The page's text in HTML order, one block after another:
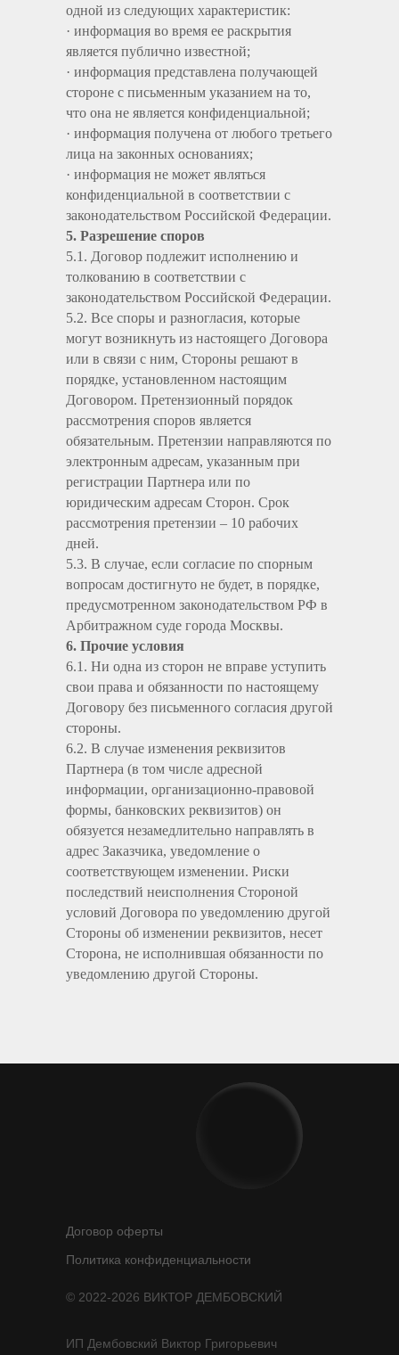
одной из следующих характеристик:
· информация во время ее раскрытия
является публично известной;
· информация представлена получающей
стороне с письменным указанием на то,
что она не является конфиденциальной;
· информация получена от любого третьего
лица на законных основаниях;
· информация не может являться
конфиденциальной в соответствии с
законодательством Российской Федерации.
5. Разрешение споров
5.1. Договор подлежит исполнению и
толкованию в соответствии с
законодательством Российской Федерации.
5.2. Все споры и разногласия, которые
могут возникнуть из настоящего Договора
или в связи с ним, Стороны решают в
порядке, установленном настоящим
Договором. Претензионный порядок
рассмотрения споров является
обязательным. Претензии направляются по
электронным адресам, указанным при
регистрации Партнера или по
юридическим адресам Сторон. Срок
рассмотрения претензии – 10 рабочих
дней.
5.3. В случае, если согласие по спорным
вопросам достигнуто не будет, в порядке,
предусмотренном законодательством РФ в
Арбитражном суде города Москвы.
6. Прочие условия
6.1. Ни одна из сторон не вправе уступить
свои права и обязанности по настоящему
Договору без письменного согласия другой
стороны.
6.2. В случае изменения реквизитов
Партнера (в том числе адресной
информации, организационно-правовой
формы, банковских реквизитов) он
обязуется незамедлительно направлять в
адрес Заказчика, уведомление о
соответствующем изменении. Риски
последствий неисполнения Стороной
условий Договора по уведомлению другой
Стороны об изменении реквизитов, несет
Сторона, не исполнившая обязанности по
уведомлению другой Стороны.
ИП Дембовский Виктор Григорьевич
Договор оферты
Политика конфиденциальности
© 2022-2026 ВИКТОР ДЕМБОВСКИЙ